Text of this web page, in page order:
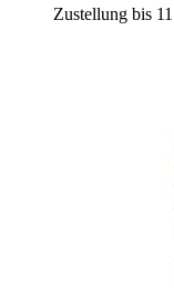
Zustellung bis